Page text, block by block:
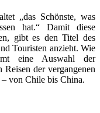
„das Schönste, was
hat.“ Damit diese
gibt es den Titel des
Touristen anzieht. Wie
eine Auswahl der
der vergangenen
– von Chile bis China.